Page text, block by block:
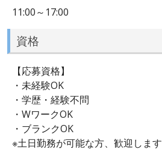
11:00～17:00
資格
【応募資格】
・未経験OK
・学歴・経験不問
・WワークOK
・ブランクOK
※土日勤務が可能な方、歓迎します